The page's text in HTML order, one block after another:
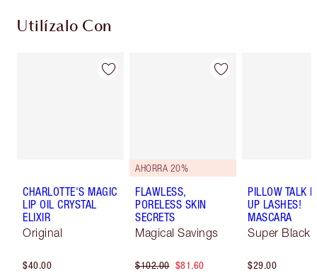
Utilízalo Con
CHARLOTTE'S MAGIC
LIP OIL CRYSTAL
ELIXIR
Original
$40.00
AHORRA 20%
FLAWLESS,
PORELESS SKIN
SECRETS
Magical Savings
$102.00 $81.60
PILLOW TALK
UP LASHES!
MASCARA
Super Black
$29.00